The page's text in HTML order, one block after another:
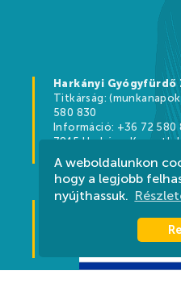
A weboldalunkon
hogy a legjobb
nyújthassuk.
Harkányi Gyógyfürdő
Titkárság:
580 830
Információ: +36 72 580
7815 Harkány, Kossuth
info@harkanyfurdo.hu
Bajcsy-Zsilinszky utca,